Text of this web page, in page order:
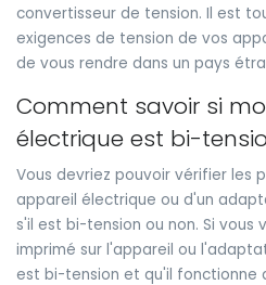
convertisseur de tension. Il est
exigences de tension de vos
de vous rendre dans un pays
Comment savoir si
électrique est bi-
Vous devriez pouvoir vérifier les
appareil électrique ou d'un
s'il est bi-tension ou non. Si vous
imprimé sur l'appareil ou
est bi-tension et qu'il fonctionne